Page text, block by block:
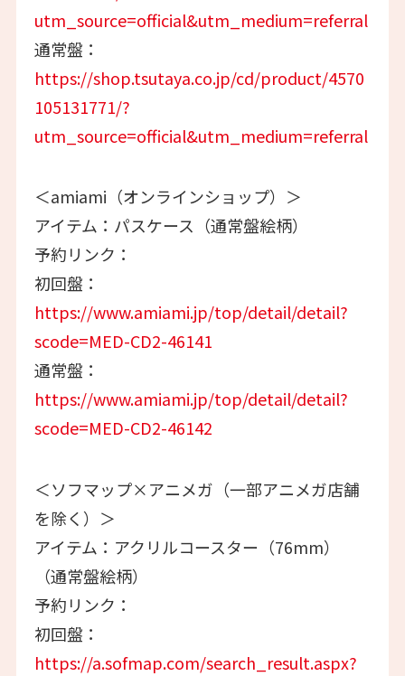
utm_source=official&utm_medium=referral
通常盤：
https://shop.tsutaya.co.jp/cd/product/4570
105131771/?
utm_source=official&utm_medium=referral
＜amiami（オンラインショップ）＞
アイテム：パスケース（通常盤絵柄）
予約リンク：
初回盤：
https://www.amiami.jp/top/detail/detail?
scode=MED-CD2-46141
通常盤：
https://www.amiami.jp/top/detail/detail?
scode=MED-CD2-46142
＜ソフマップ×アニメガ（一部アニメガ店舗
を除く）＞
アイテム：アクリルコースター（76mm）
（通常盤絵柄）
予約リンク：
初回盤：
https://a.sofmap.com/search_result.aspx?